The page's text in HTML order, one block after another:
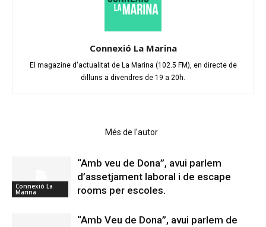
Connexió La Marina
El magazine d'actualitat de La Marina (102.5 FM), en directe de
dilluns a divendres de 19 a 20h.
Més de l'autor
Connexió La
Marina
“Amb veu de Dona”, avui parlem
d’assetjament laboral i de escape
rooms per escoles.
“Amb Veu de Dona”, avui parlem de